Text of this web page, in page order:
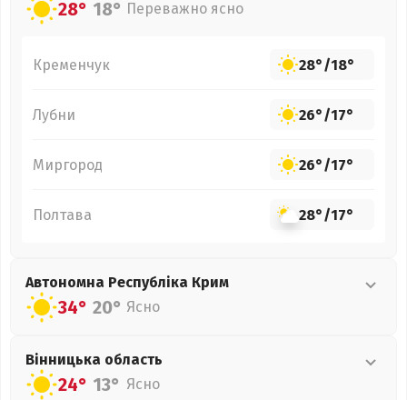
28° 18° Переважно ясно
Кременчук 28°/18°
Лубни 26°/17°
Миргород 26°/17°
Полтава 28°/17°
Автономна Республіка Крим
34° 20° Ясно
Вінницька область
24° 13° Ясно